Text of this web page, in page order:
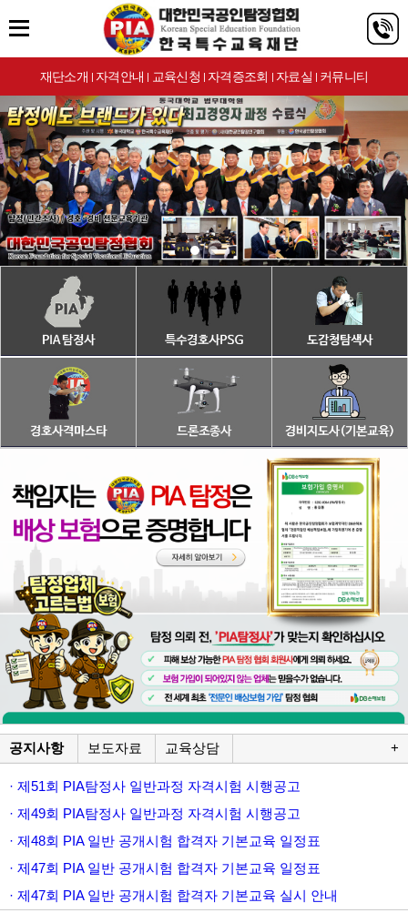
재단소개 | 자격안내 | 교육신청 | 자격증조회 | 자료실 | 커뮤니티
공지사항 보도자료 교육상담 +
· 제51회 PIA탐정사 일반과정 자격시험 시행공고
· 제49회 PIA탐정사 일반과정 자격시험 시행공고
· 제48회 PIA 일반 공개시험 합격자 기본교육 일정표
· 제47회 PIA 일반 공개시험 합격자 기본교육 일정표
· 제47회 PIA 일반 공개시험 합격자 기본교육 실시 안내